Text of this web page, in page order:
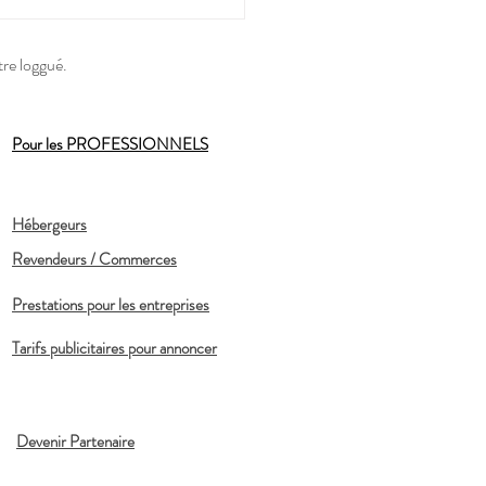
loggué.
Pour les PROFESSIONNELS
Hébergeurs
Revendeurs / Commerces
Prestations pour les entreprises
Tarifs publicitaires pour annoncer
Devenir Partenaire